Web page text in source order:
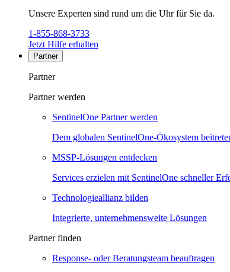
Unsere Experten sind rund um die Uhr für Sie da.
1-855-868-3733
Jetzt Hilfe erhalten
Partner
Partner
Partner werden
SentinelOne Partner werden
Dem globalen SentinelOne-Ökosystem
MSSP-Lösungen entdecken
Services erzielen mit SentinelOne schneller
Technologieallianz bilden
Integrierte, unternehmensweite Lösungen
Partner finden
Response- oder Beratungsteam beauftragen